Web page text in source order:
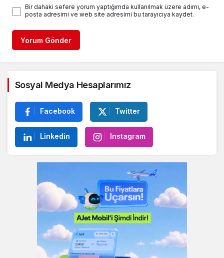
Bir dahaki sefere yorum yaptığımda kullanılmak üzere adımı, e-
posta adresimi ve web site adresimi bu tarayıcıya kaydet.
Yorum Gönder
Sosyal Medya Hesaplarımız
Facebook Twitter
Linkedin Instagram